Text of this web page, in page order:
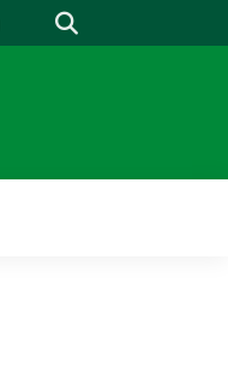
Suche